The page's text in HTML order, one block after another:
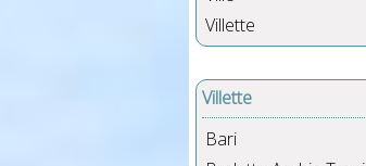
Villette
Villette
Bari